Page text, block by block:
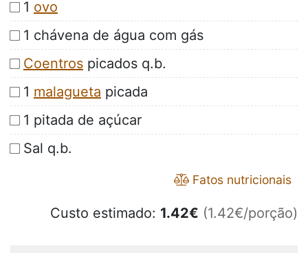
1 ovo
1 chávena de água com gás
Coentros picados q.b.
1 malagueta picada
1 pitada de açúcar
Sal q.b.
Fatos nutricionais
Custo estimado: 1.42€ (1.42€/porção)